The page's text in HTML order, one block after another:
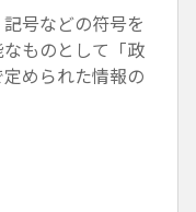
号などの符号を
ものとして「政
められた情報の